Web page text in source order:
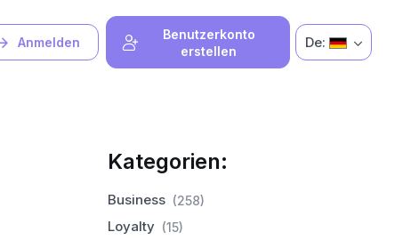
Anmelden
Benutzerkonto
erstellen
De:
Kategorien:
Business (258)
Loyalty (15)